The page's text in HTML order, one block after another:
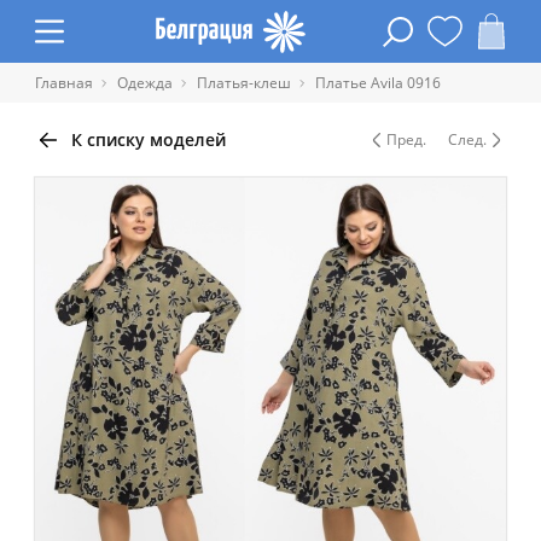
Главная Одежда Платья-клеш Платье Avila 0916
Таблица размеров одежды
Обхват
Обхват
Обхват
К списку моделей Пред. След.